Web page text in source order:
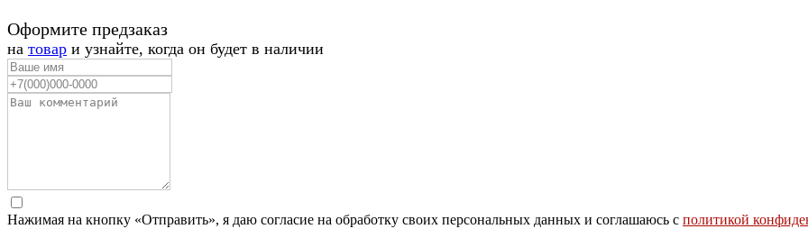
Оформите предзаказ
на товар и узнайте, когда он будет в наличии
Нажимая на кнопку «Отправить», я даю согласие на обработку своих персональных данных и соглашаюсь с политикой